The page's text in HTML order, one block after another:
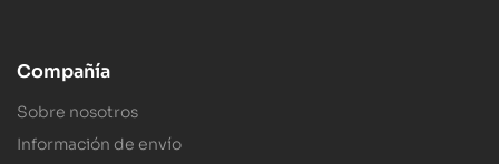
Compañía
Sobre nosotros
Información de envío